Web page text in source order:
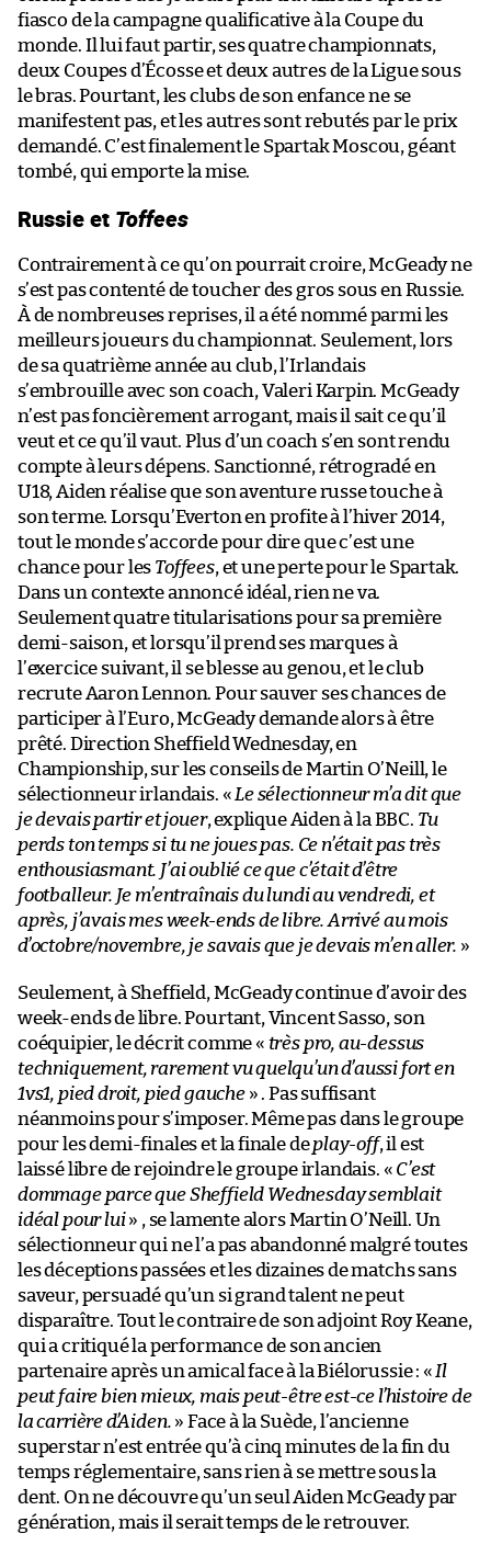
fiasco de la campagne qualificative à la Coupe du
monde. Il lui faut partir, ses quatre championnats,
deux Coupes d’Écosse et deux autres de la Ligue sous
le bras. Pourtant, les clubs de son enfance ne se
manifestent pas, et les autres sont rebutés par le prix
demandé. C’est finalement le Spartak Moscou, géant
tombé, qui emporte la mise.
Russie et Toffees
Contrairement à ce qu’on pourrait croire, McGeady ne
s’est pas contenté de toucher des gros sous en Russie.
À de nombreuses reprises, il a été nommé parmi les
meilleurs joueurs du championnat. Seulement, lors
de sa quatrième année au club, l’Irlandais
s’embrouille avec son coach, Valeri Karpin. McGeady
n’est pas foncièrement arrogant, mais il sait ce qu’il
veut et ce qu’il vaut. Plus d’un coach s’en sont rendu
compte à leurs dépens. Sanctionné, rétrogradé en
U18, Aiden réalise que son aventure russe touche à
son terme. Lorsqu’Everton en profite à l’hiver 2014,
tout le monde s’accorde pour dire que c’est une
chance pour les Toffees, et une perte pour le Spartak.
Dans un contexte annoncé idéal, rien ne va.
Seulement quatre titularisations pour sa première
demi-saison, et lorsqu’il prend ses marques à
l’exercice suivant, il se blesse au genou, et le club
recrute Aaron Lennon. Pour sauver ses chances de
participer à l’Euro, McGeady demande alors à être
prêté. Direction Sheffield Wednesday, en
Championship, sur les conseils de Martin O’Neill, le
sélectionneur irlandais. « Le sélectionneur m’a dit que
je devais partir et jouer, explique Aiden à la BBC. Tu
perds ton temps si tu ne joues pas. Ce n’était pas très
enthousiasmant. J’ai oublié ce que c’était d’être
footballeur. Je m’entraînais du lundi au vendredi, et
après, j’avais mes week-ends de libre. Arrivé au mois
d’octobre/novembre, je savais que je devais m’en aller. »
Seulement, à Sheffield, McGeady continue d’avoir des
week-ends de libre. Pourtant, Vincent Sasso, son
coéquipier, le décrit comme « très pro, au-dessus
techniquement, rarement vu quelqu’un d’aussi fort en
1vs1, pied droit, pied gauche» . Pas suffisant
néanmoins pour s’imposer. Même pas dans le groupe
pour les demi-finales et la finale deplay-off, il est
laissé libre de rejoindre le groupe irlandais. « C’est
dommage parce que Sheffield Wednesday semblait
idéal pour lui» , se lamente alors Martin O’Neill. Un
sélectionneur qui ne l’a pas abandonné malgré toutes
les déceptions passées et les dizaines de matchs sans
saveur, persuadé qu’un si grand talent ne peut
disparaître. Tout le contraire de son adjoint Roy Keane,
qui a critiqué la performance de son ancien
partenaire après un amical face à la Biélorussie : « Il
peut faire bien mieux, mais peut-être est-ce l’histoire de
la carrière d’Aiden. » Face à la Suède, l’ancienne
superstar n’est entrée qu’à cinq minutes de la fin du
temps réglementaire, sans rien à se mettre sous la
dent. On ne découvre qu’un seul Aiden McGeady par
génération, mais il serait temps de le retrouver.